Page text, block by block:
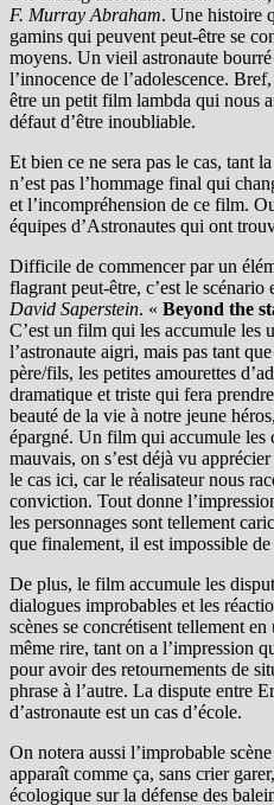
F. Murray Abraham. Une histoire
gamins qui peuvent peut-être se
moyens. Un vieil astronaute
l’innocence de l’adolescence.
être un petit film lambda qui nous
défaut d’être inoubliable.
Et bien ce ne sera pas le cas, tant
n’est pas l’hommage final qui
et l’incompréhension de ce film.
équipes d’Astronautes qui ont
Difficile de commencer par un
flagrant peut-être, c’est le
David Saperstein. « Beyond the
C’est un film qui les accumule les
l’astronaute aigri, mais pas tant
père/fils, les petites amourettes
dramatique et triste qui fera
beauté de la vie à notre jeune
épargné. Un film qui accumule les
mauvais, on s’est déjà vu
le cas ici, car le réalisateur nous
conviction. Tout donne
les personnages sont tellement
que finalement, il est impossible de
De plus, le film accumule les
dialogues improbables et les
scènes se concrétisent tellement
même rire, tant on a l’impression
pour avoir des retournements de
phrase à l’autre. La dispute entre
d’astronaute est un cas d’école.
On notera aussi l’improbable
apparaît comme ça, sans crier
écologique sur la défense des